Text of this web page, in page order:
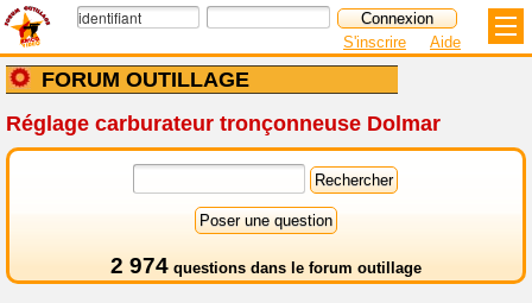
FORUM OUTILLAGE
S'inscrire Aide
Réglage carburateur tronçonneuse Dolmar
2 974 questions dans le forum outillage